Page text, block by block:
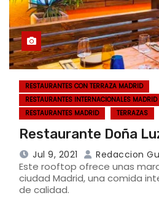
RESTAURANTES CON TERRAZA MADRID
RESTAURANTES INTERNACIONALES MADRID
RESTAURANTES MADRID
TERRAZAS
Restaurante Doña
Jul 9, 2021 Redaccion
Este rooftop ofrece unas
ciudad Madrid, una comida
de calidad.